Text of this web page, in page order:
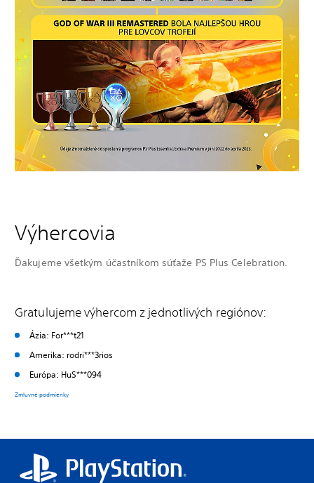
Výhercovia
Ďakujeme všetkým účastníkom súťaže PS Plus Celebration.
Gratulujeme výhercom z jednotlivých regiónov:
Ázia: For***t21
Amerika: rodri***3rios
Európa: HuS***094
Zmluvné podmienky